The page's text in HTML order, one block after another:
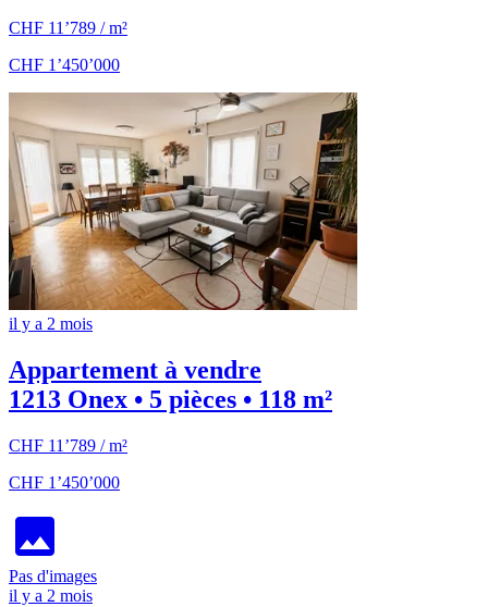
CHF 11’789 / m²
CHF 1’450’000
il y a 2 mois
Appartement à vendre
1213 Onex • 5 pièces • 118 m²
CHF 11’789 / m²
CHF 1’450’000
Pas d'images
il y a 2 mois